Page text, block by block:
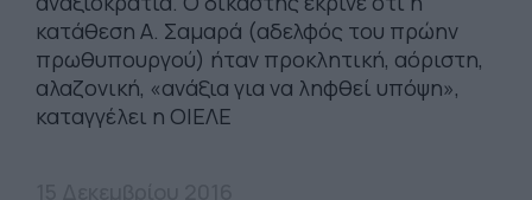
κατάθεση Α. Σαμαρά (αδελφός του πρώην
πρωθυπουργού) ήταν προκλητική, αόριστη,
αλαζονική, «ανάξια για να ληφθεί υπόψη»,
καταγγέλει η ΟΙΕΛΕ